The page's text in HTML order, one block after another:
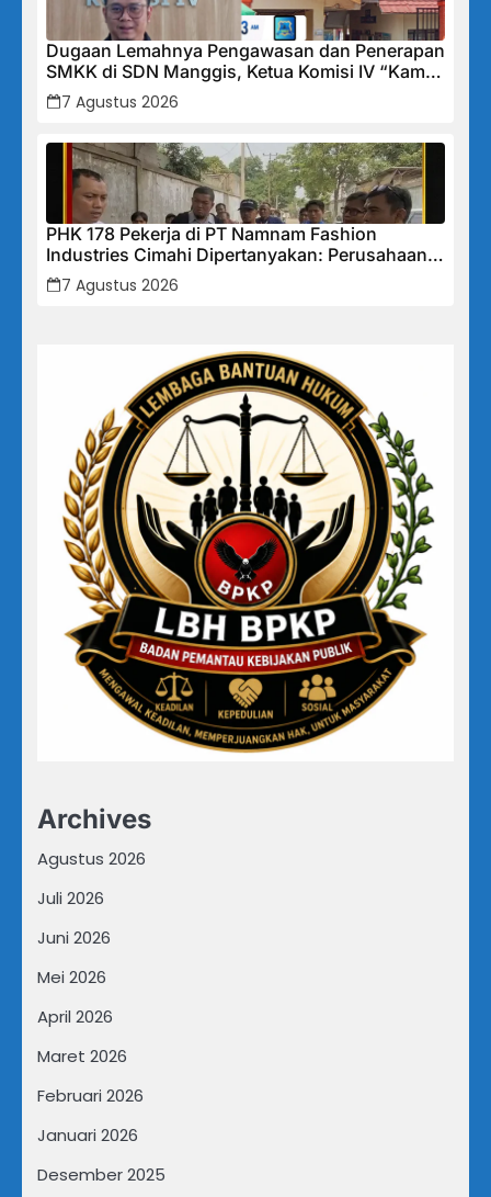
Dugaan Lemahnya Pengawasan dan Penerapan
SMKK di SDN Manggis, Ketua Komisi IV “Kami
Tidak Akan Segan Menindak”
7 Agustus 2026
PHK 178 Pekerja di PT Namnam Fashion
Industries Cimahi Dipertanyakan: Perusahaan
Klaim Rugi, Laporan Keuangan Justru
Tunjukkan Penurunan Laba.
7 Agustus 2026
Archives
Agustus 2026
Juli 2026
Juni 2026
Mei 2026
April 2026
Maret 2026
Februari 2026
Januari 2026
Desember 2025